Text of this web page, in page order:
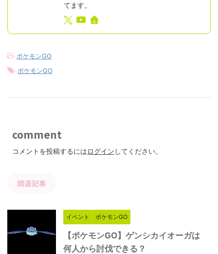
てます。
-ポケモンGO
-ポケモンGO
comment
コメントを投稿するにはログイン してください。
関連記事
イベント ポケモンGO
【ポケモンGO】ゲンシカイオーガは
何人から討伐できる？